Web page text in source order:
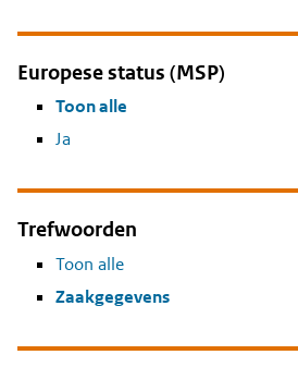
Europese status (MSP)
Toon alle
Ja
Trefwoorden
Toon alle
Zaakgegevens